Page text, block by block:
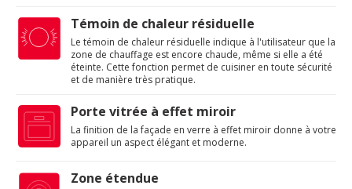
Témoin de chaleur résiduelle
Le témoin de chaleur résiduelle indique à l'utilisateur que la
zone de chauffage est encore chaude, même si elle a été
éteinte. Cette fonction permet de cuisiner en toute sécurité
et de manière très pratique.
Porte vitrée à effet miroir
La finition de la façade en verre à effet miroir donne à votre
appareil un aspect élégant et moderne.
Zone étendue